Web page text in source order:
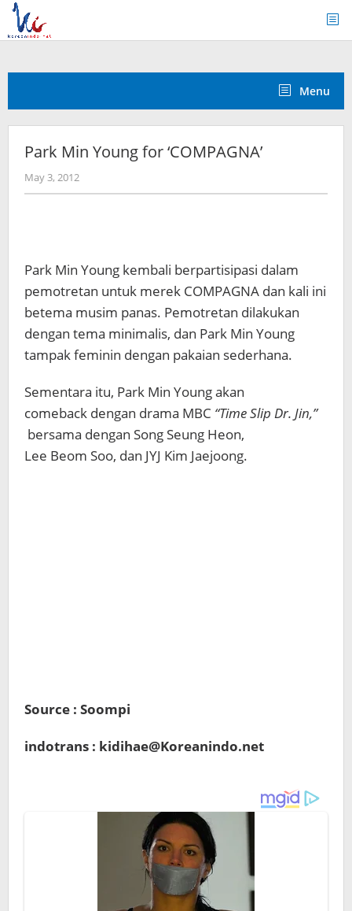
Skip
content
Menu
Park Min Young for ‘COMPAGNA’
May 3, 2012by
Koreanindo
Park Min Young kembali berpartisipasi dalam
pemotretan untuk merek COMPAGNA dan kali ini
betema musim panas. Pemotretan dilakukan
dengan tema minimalis, dan Park Min Young
tampak feminin dengan pakaian sederhana.
Sementara itu, Park Min Young akan
comeback dengan drama MBC “Time Slip Dr. Jin,”
bersama dengan Song Seung Heon,
Lee Beom Soo, dan JYJ Kim Jaejoong.
Source : Soompi
indotrans : kidihae@Koreanindo.net